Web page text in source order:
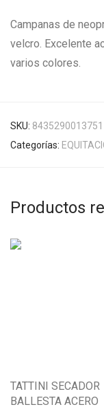
Campanas de
velcro. Excelente
varios colores.
SKU: 8435290013751
Categorías:
Productos
TATTINI SECADOR
BALLESTA ACERO